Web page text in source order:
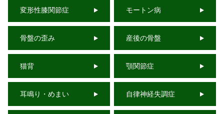
変形性膝関節症 モートン病
骨盤の歪み 産後の骨盤
猫背 顎関節症
耳鳴り・めまい 自律神経失調症